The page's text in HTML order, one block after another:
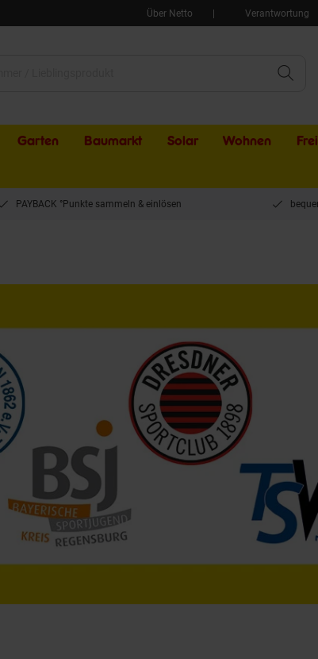
Über Netto Verantwortung
Garten Baumarkt Solar Wohnen
PAYBACK °Punkte sammeln & einlösen